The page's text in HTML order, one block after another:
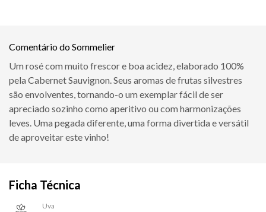
Comentário do Sommelier
Um rosé com muito frescor e boa acidez, elaborado 100%
pela Cabernet Sauvignon. Seus aromas de frutas silvestres
são envolventes, tornando-o um exemplar fácil de ser
apreciado sozinho como aperitivo ou com harmonizações
leves. Uma pegada diferente, uma forma divertida e versátil
de aproveitar este vinho!
Ficha Técnica
Uva